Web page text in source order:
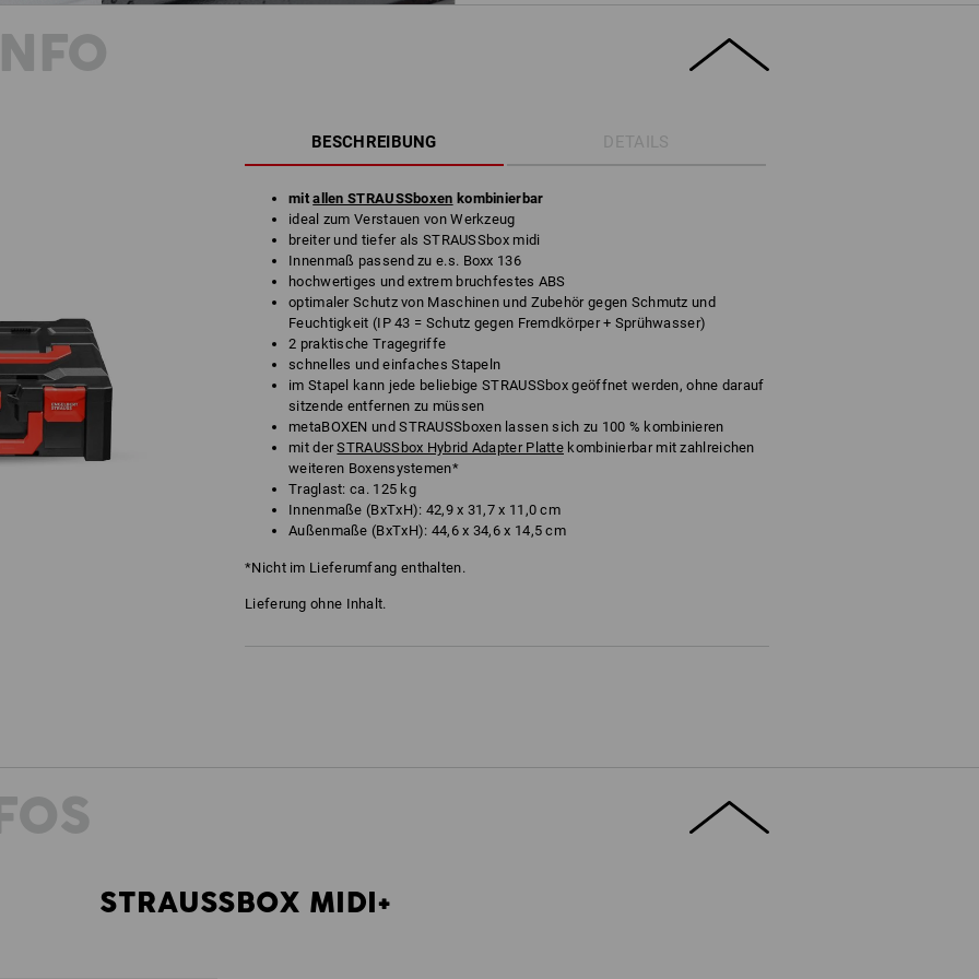
BESCHREIBUNG DETAILS
mitallen STRAUSSboxen kombinierbar
ideal zum Verstauen von Werkzeug
breiter und tiefer als STRAUSSbox midi
Innenmaß passend zu e.s. Boxx 136
hochwertiges und extrem bruchfestes ABS
optimaler Schutz von Maschinen und Zubehör gegen Schmutz und
Feuchtigkeit (IP 43 = Schutz gegen Fremdkörper + Sprühwasser)
2 praktische Tragegriffe
schnelles und einfaches Stapeln
im Stapel kann jede beliebige STRAUSSbox geöffnet werden, ohne darauf
sitzende entfernen zu müssen
metaBOXEN und STRAUSSboxen lassen sich zu 100 % kombinieren
mit derSTRAUSSbox Hybrid Adapter Platte kombinierbar mit zahlreichen
weiteren Boxensystemen*
Traglast: ca. 125 kg
Innenmaße (BxTxH): 42,9 x 31,7 x 11,0 cm
Außenmaße (BxTxH): 44,6 x 34,6 x 14,5 cm
*Nicht im Lieferumfang enthalten.
Lieferung ohne Inhalt.
STRAUSSBOX MIDI+